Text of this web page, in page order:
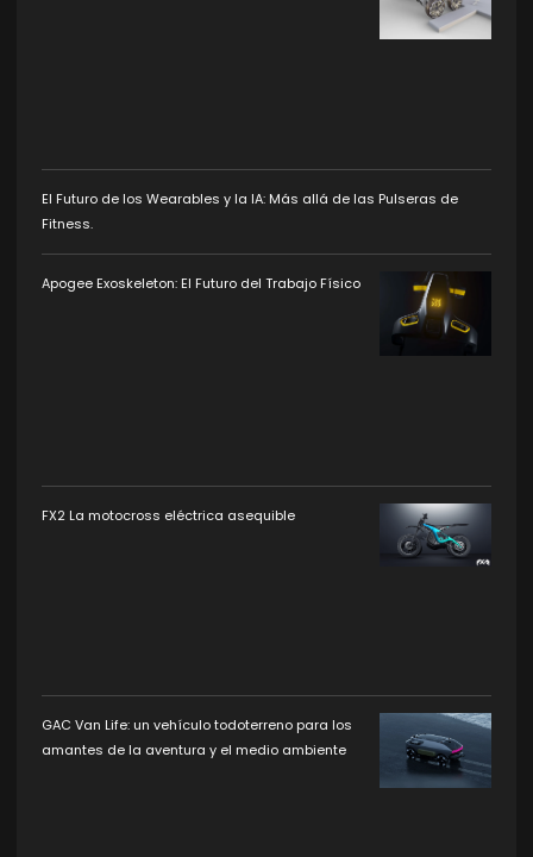
El Futuro de los Wearables y la IA: Más allá de las Pulseras de
Fitness.
Apogee Exoskeleton: El Futuro del Trabajo Físico
FX2 La motocross eléctrica asequible
GAC Van Life: un vehículo todoterreno para los
amantes de la aventura y el medio ambiente